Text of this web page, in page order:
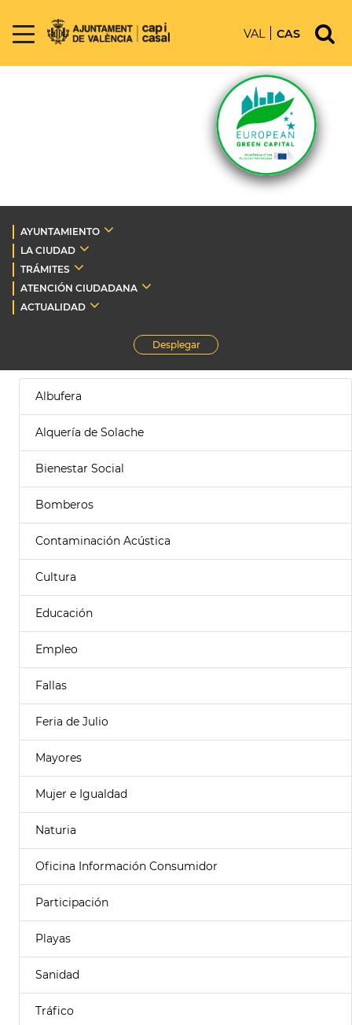
VAL CAS
AYUNTAMIENTO
LA CIUDAD
TRÁMITES
ATENCIÓN CIUDADANA
ACTUALIDAD
Desplegar
Albufera
Alquería de Solache
Bienestar Social
Bomberos
Contaminación Acústica
Cultura
Educación
Empleo
Fallas
Feria de Julio
Mayores
Mujer e Igualdad
Naturia
Oficina Información Consumidor
Participación
Playas
Sanidad
Tráfico